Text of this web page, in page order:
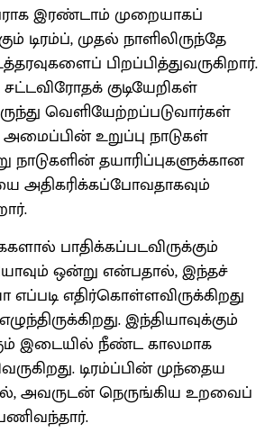
இரண்டாம் முறையாகப்
டிரம்ப், முதல் நாளிலிருந்தே
பிறப்பித்துவருகிறார்.
குடியேறிகள்
வெளியேற்றப்படுவார்கள்
உறுப்பு நாடுகள்
தயாரிப்புகளுக்கான
அதிகரிக்கப்போவதாகவும்
பாதிக்கப்படவிருக்கும்
ஒன்று என்பதால், இந்தச்
எதிர்கொள்ளவிருக்கிறது
இந்தியாவுக்கும்
இடையில் நீண்ட காலமாக
டிரம்ப்பின் முந்தைய
அவருடன் நெருங்கிய உறவைப்